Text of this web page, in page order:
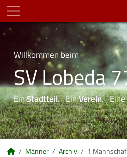
Willkommen beim
SV Lobeda
EinStadtteil. EinVerein. Eine
Männer Archiv